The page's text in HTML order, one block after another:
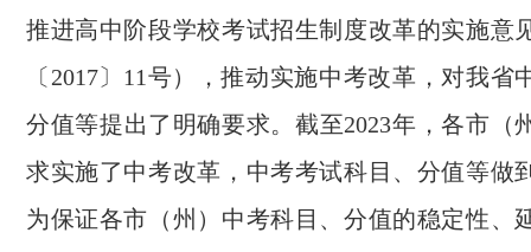
推进高中阶段学校考试招生制度改革的实施意
〔2017〕11号），推动实施中考改革，对我省
分值等提出了明确要求。截至2023年，各市（
求实施了中考改革，中考考试科目、分值等做
为保证各市（州）中考科目、分值的稳定性、